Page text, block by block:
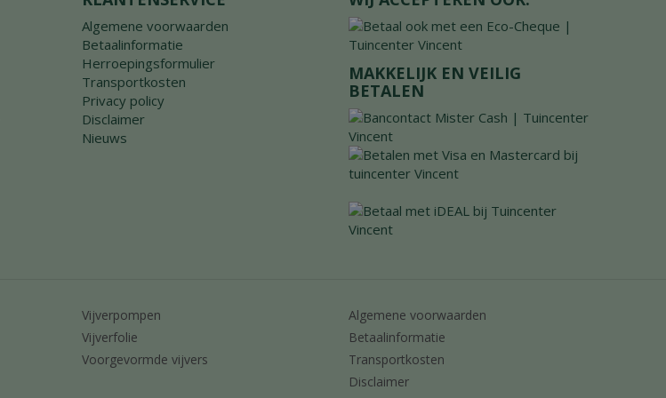
Algemene voorwaarden
Betaalinformatie
Herroepingsformulier
Transportkosten
Privacy policy
Disclaimer
Nieuws
MAKKELIJK EN VEILIG
BETALEN
Vijverpompen
Vijverfolie
Voorgevormde vijvers
Algemene voorwaarden
Betaalinformatie
Transportkosten
Disclaimer